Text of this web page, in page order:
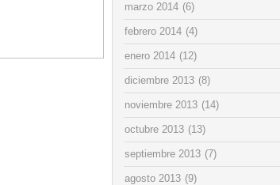
marzo 2014 (6)
febrero 2014 (4)
enero 2014 (12)
diciembre 2013 (8)
noviembre 2013 (14)
octubre 2013 (13)
septiembre 2013 (7)
agosto 2013 (9)